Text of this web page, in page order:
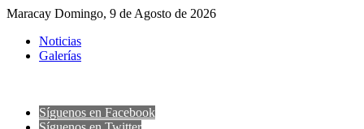
Maracay Domingo, 9 de Agosto de 2026
Noticias
Galerías
Síguenos en Facebook